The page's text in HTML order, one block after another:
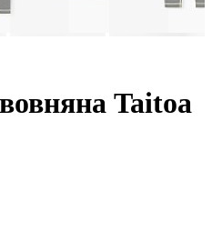
Taitoa